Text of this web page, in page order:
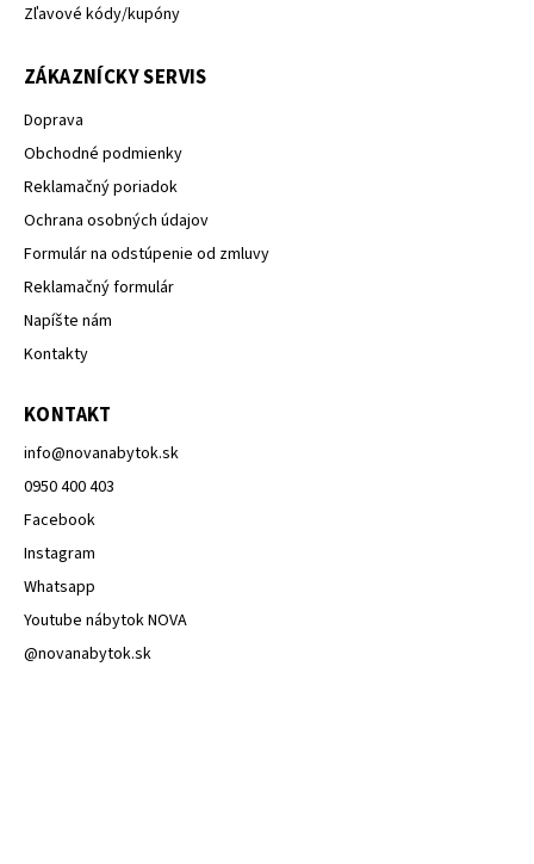
Zľavové kódy/kupóny
ZÁKAZNÍCKY SERVIS
Doprava
Obchodné podmienky
Reklamačný poriadok
Ochrana osobných údajov
Formulár na odstúpenie od zmluvy
Reklamačný formulár
Napíšte nám
Kontakty
KONTAKT
info@novanabytok.sk
0950 400 403
Facebook
Instagram
Whatsapp
Youtube nábytok NOVA
@novanabytok.sk